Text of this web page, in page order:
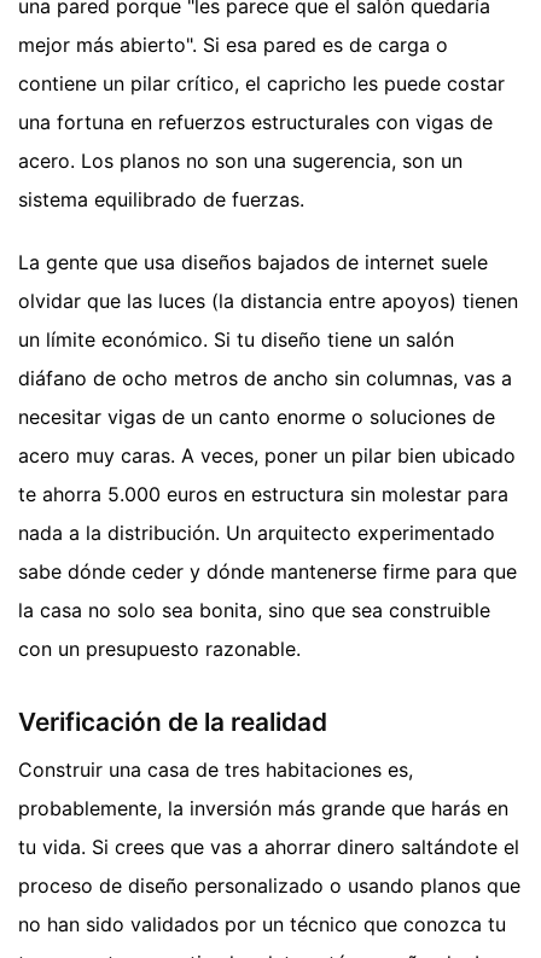
una pared porque "les parece que el salón quedaría
mejor más abierto". Si esa pared es de carga o
contiene un pilar crítico, el capricho les puede costar
una fortuna en refuerzos estructurales con vigas de
acero. Los planos no son una sugerencia, son un
sistema equilibrado de fuerzas.
La gente que usa diseños bajados de internet suele
olvidar que las luces (la distancia entre apoyos) tienen
un límite económico. Si tu diseño tiene un salón
diáfano de ocho metros de ancho sin columnas, vas a
necesitar vigas de un canto enorme o soluciones de
acero muy caras. A veces, poner un pilar bien ubicado
te ahorra 5.000 euros en estructura sin molestar para
nada a la distribución. Un arquitecto experimentado
sabe dónde ceder y dónde mantenerse firme para que
la casa no solo sea bonita, sino que sea construible
con un presupuesto razonable.
Verificación de la realidad
Construir una casa de tres habitaciones es,
probablemente, la inversión más grande que harás en
tu vida. Si crees que vas a ahorrar dinero saltándote el
proceso de diseño personalizado o usando planos que
no han sido validados por un técnico que conozca tu